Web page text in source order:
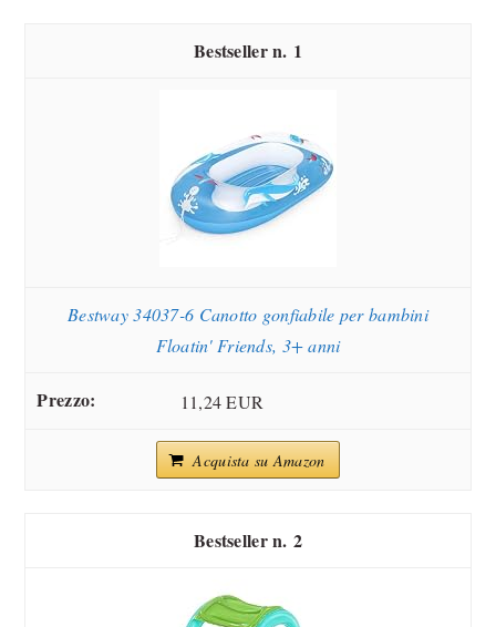
1
Bestway 34037-6 Canotto gonfiabile per bambini
Floatin' Friends, 3+ anni
11,24 EUR
Acquista su Amazon
2